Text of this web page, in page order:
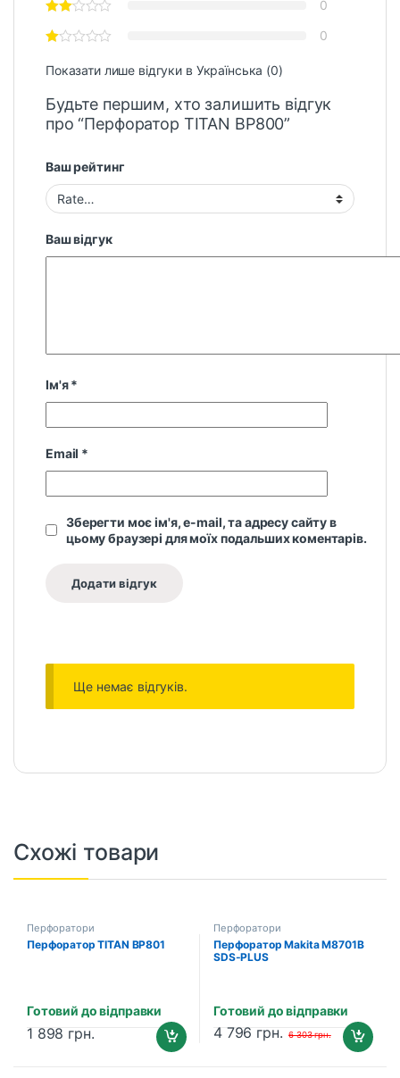
0
0
Показати лише відгуки в Українська (0)
Будьте першим, хто залишить відгук
про “Перфоратор TITAN BP800”
Ваш рейтинг
Ваш відгук
Ім'я*
Email *
Зберегти моє ім'я, e-mail, та адресу сайту в
цьому браузері для моїх подальших коментарів.
Ще немає відгуків.
Схожі товари
Перфоратори
Перфоратор TITAN BP801
Готовий до відправки
1 898 грн.
Перфоратори
Перфоратор Makita M8701B
SDS-PLUS
Готовий до відправки
4 796 грн. 6 303грн.